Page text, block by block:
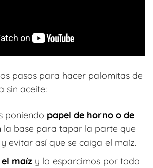
pasos para hacer palomitas de
sin aceite:
poniendo papel de horno o de
la base para tapar la parte que
evitar así que se caiga el maíz.
maíz y lo esparcimos por todo